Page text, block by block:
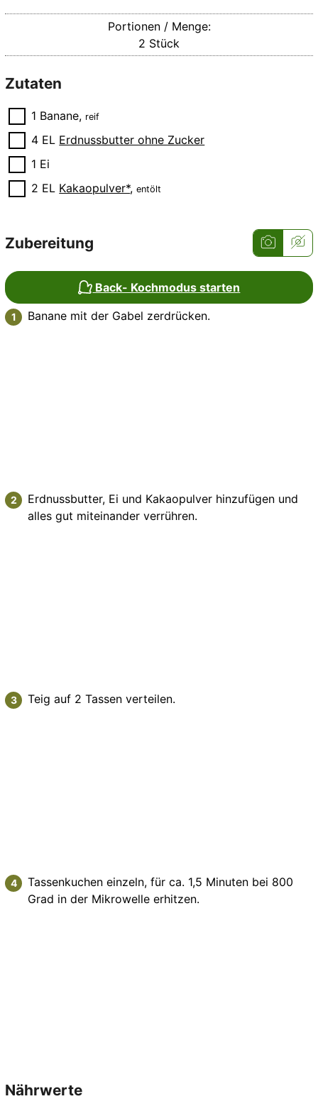
Portionen / Menge:
2 Stück
Zutaten
▢
1 Banane, reif
▢
4 EL Erdnussbutter ohne Zucker
▢
1 Ei
▢
2 EL Kakaopulver*,entölt
Zubereitung
Back- Kochmodus starten
Banane mit der Gabel zerdrücken.
Erdnussbutter, Ei und Kakaopulver hinzufügen und
alles gut miteinander verrühren.
Teig auf 2 Tassen verteilen.
Tassenkuchen einzeln, für ca. 1,5 Minuten bei 800
Grad in der Mikrowelle erhitzen.
Nährwerte